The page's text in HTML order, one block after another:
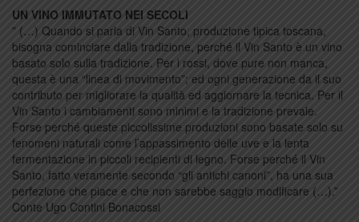
UN VINO IMMUTATO NEI SECOLI
” (…) Quando si parla di Vin Santo, produzione tipica toscana,
bisogna cominciare dalla tradizione, perché il Vin Santo è un vino
basato solo sulla tradizione. Per i rossi, dove pure non manca,
questa è una “linea di movimento”; ed ogni generazione da il suo
contributo per migliorare la qualità ed aggiornare la tecnica. Per il
Vin Santo i cambiamenti sono minimi e la tradizione prevale.
Forse perché queste piccolissime produzioni sono basate solo su
fenomeni naturali come l’appassimento delle uve e la lenta
fermentazione in piccoli recipienti di legno. Forse perché il Vin
Santo, fatto veramente secondo “gli antichi canoni”, ha una sua
perfezione che piace e che non sarebbe saggio modificare (…).”
Conte Ugo Contini Bonacossi